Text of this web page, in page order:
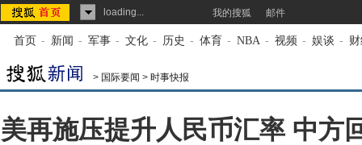
loading... 我的搜狐 邮件
首页 - 新闻 - 军事 - 文化 - 历史 - 体育 - NBA - 视频 - 娱谈 -
> 国际要闻 > 时事快报
美再施压提升人民币汇率 中方